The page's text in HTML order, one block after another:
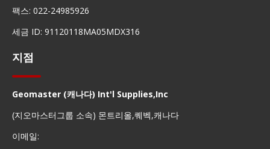
팩스: 022-24985926
세금 ID: 91120118MA05MDX316
지점
Geomaster (캐나다) Int'l Supplies,Inc
(지오마스터그룹 소속) 몬트리올,퀘벡,캐나다
이메일: